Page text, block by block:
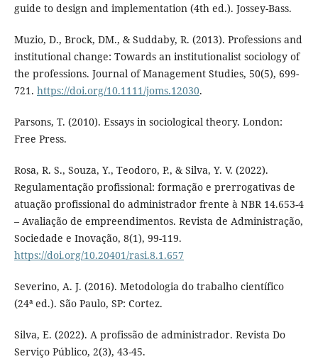
guide to design and implementation (4th ed.). Jossey-Bass.
Muzio, D., Brock, DM., & Suddaby, R. (2013). Professions and
institutional change: Towards an institutionalist sociology of
the professions. Journal of Management Studies, 50(5), 699-
721. https://doi.org/10.1111/joms.12030.
Parsons, T. (2010). Essays in sociological theory. London:
Free Press.
Rosa, R. S., Souza, Y., Teodoro, P., & Silva, Y. V. (2022).
Regulamentação profissional: formação e prerrogativas de
atuação profissional do administrador frente à NBR 14.653-4
– Avaliação de empreendimentos. Revista de Administração,
Sociedade e Inovação, 8(1), 99-119.
https://doi.org/10.20401/rasi.8.1.657
Severino, A. J. (2016). Metodologia do trabalho científico
(24ª ed.). São Paulo, SP: Cortez.
Silva, E. (2022). A profissão de administrador. Revista Do
Serviço Público, 2(3), 43-45.